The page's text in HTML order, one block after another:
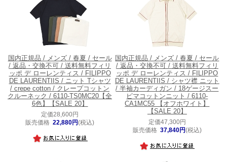
国内正規品 / メンズ / 春夏 / セール
/ 返品・交換不可 / 送料無料フィリ
ッポ デ ローレンティス / FILIPPO
DE LAURENTIIS / ニット Tシャツ
/ crepe cotton / クレープコットン
クルーネック / 6110-TS0MC20【全
6色】【SALE 20】
定価28,600円
販売価格 22,880円(税込)
国内正規品 / メンズ / 春夏 / セール
/ 返品・交換不可 / 送料無料フィリ
ッポ デ ローレンティス / FILIPPO
DE LAURENTIIS / シャツ襟 ニット
/ 半袖カーディガン / 18ゲージスー
ピマコットンニット / 6110-
CA1MC55 【オフホワイト】
【SALE 20】
定価47,300円
販売価格 37,840円(税込)